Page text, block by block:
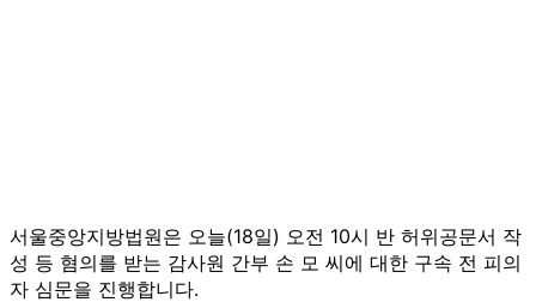
서울중앙지방법원은 오늘(18일) 오전 10시 반 허위공문서 작
성 등 혐의를 받는 감사원 간부 손 모 씨에 대한 구속 전 피의
자 심문을 진행합니다.